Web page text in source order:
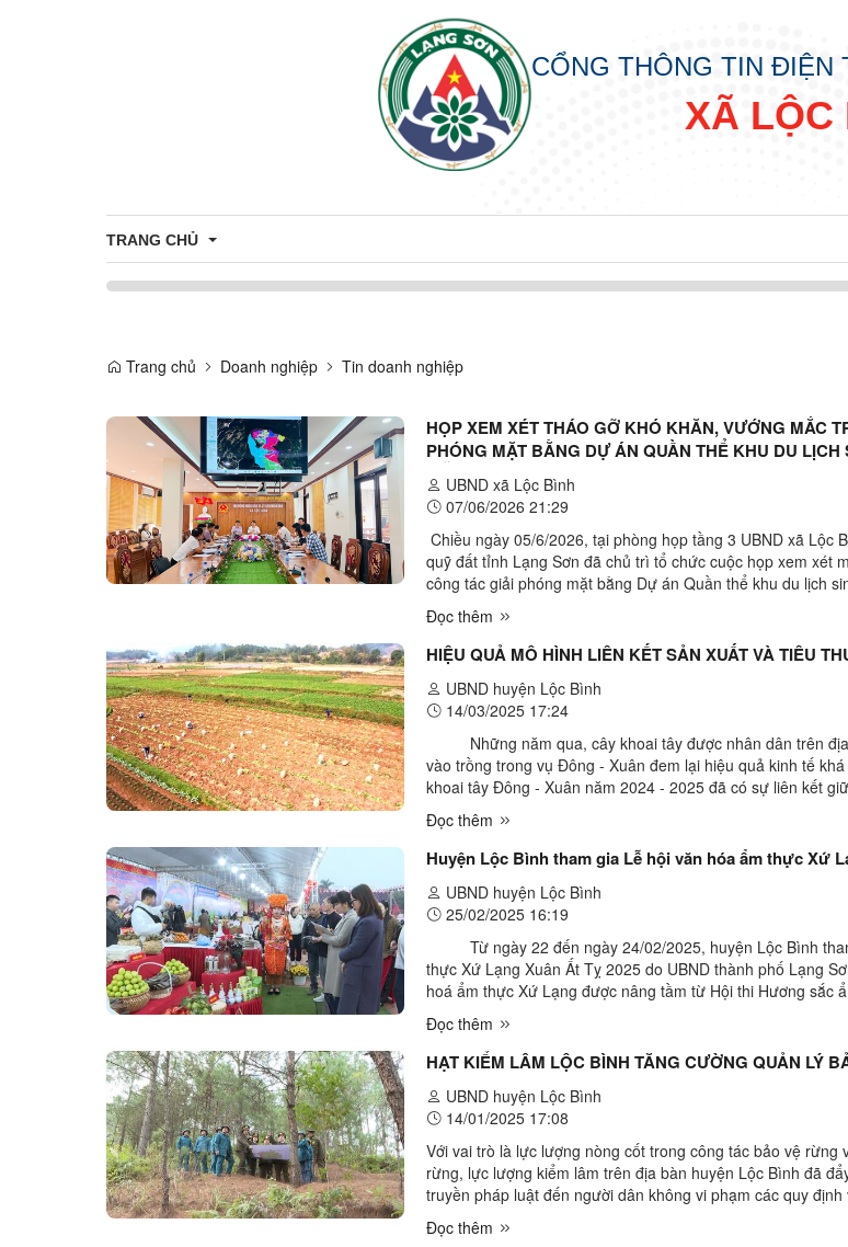
CỔNG THÔNG TIN ĐIỆN
XÃ LỘC
TRANG CHỦ
Tuyên truyền về sản phẩm OCOP
THÔNG TIN TUYỂN DỤNG
ỨNG DỤNG CÔNG NGHỆ THÔNG TIN
CÔNG DÂN
Nhân sự
Thông báo
Hỏi đáp
Trang chủ Doanh nghiệp Tin doanh nghiệp
HỌP XEM XÉT THÁO GỠ KHÓ KHĂN, VƯỚNG MẮC
PHÓNG MẶT BẰNG DỰ ÁN QUẦN THỂ KHU DU LỊCH
MẪU SƠN
UBND xã Lộc Bình
07/06/2026 21:29
Chiều ngày 05/6/2026, tại phòng họp tầng 3 UBND xã Lộc
quỹ đất tỉnh Lạng Sơn đã chủ trì tổ chức cuộc họp xem xét
công tác giải phóng mặt bằng Dự án Quần thể khu du lịch
Đọc thêm
HIỆU QUẢ MÔ HÌNH
UBND huyện Lộc Bình
14/03/2025 17:24
Những năm qua, cây khoai tây được nhân dân trên địa
vào trồng trong vụ Đông - Xuân đem lại hiệu quả kinh tế
khoai tây Đông - Xuân năm 2024 - 2025 đã có sự liên kết
Đọc thêm
Huyện Lộc Bình tham gia Lễ hội văn hóa ẩm thực Xứ
UBND huyện Lộc Bình
25/02/2025 16:19
Từ ngày 22 đến ngày 24/02/2025, huyện Lộc Bình
thực Xứ Lạng Xuân Ất Tỵ 2025 do UBND thành phố
hoá ẩm thực Xứ Lạng được nâng tầm từ Hội thi Hương sắc
Đọc thêm
HẠT KIỂM LÂM LỘC BÌNH TĂNG CƯỜNG QUẢN LÝ
UBND huyện Lộc Bình
14/01/2025 17:08
Với vai trò là lực lượng nòng cốt trong công tác bảo vệ rừng
rừng, lực lượng kiểm lâm trên địa bàn huyện Lộc Bình đã
truyền pháp luật đến người dân không vi phạm các quy
Đọc thêm